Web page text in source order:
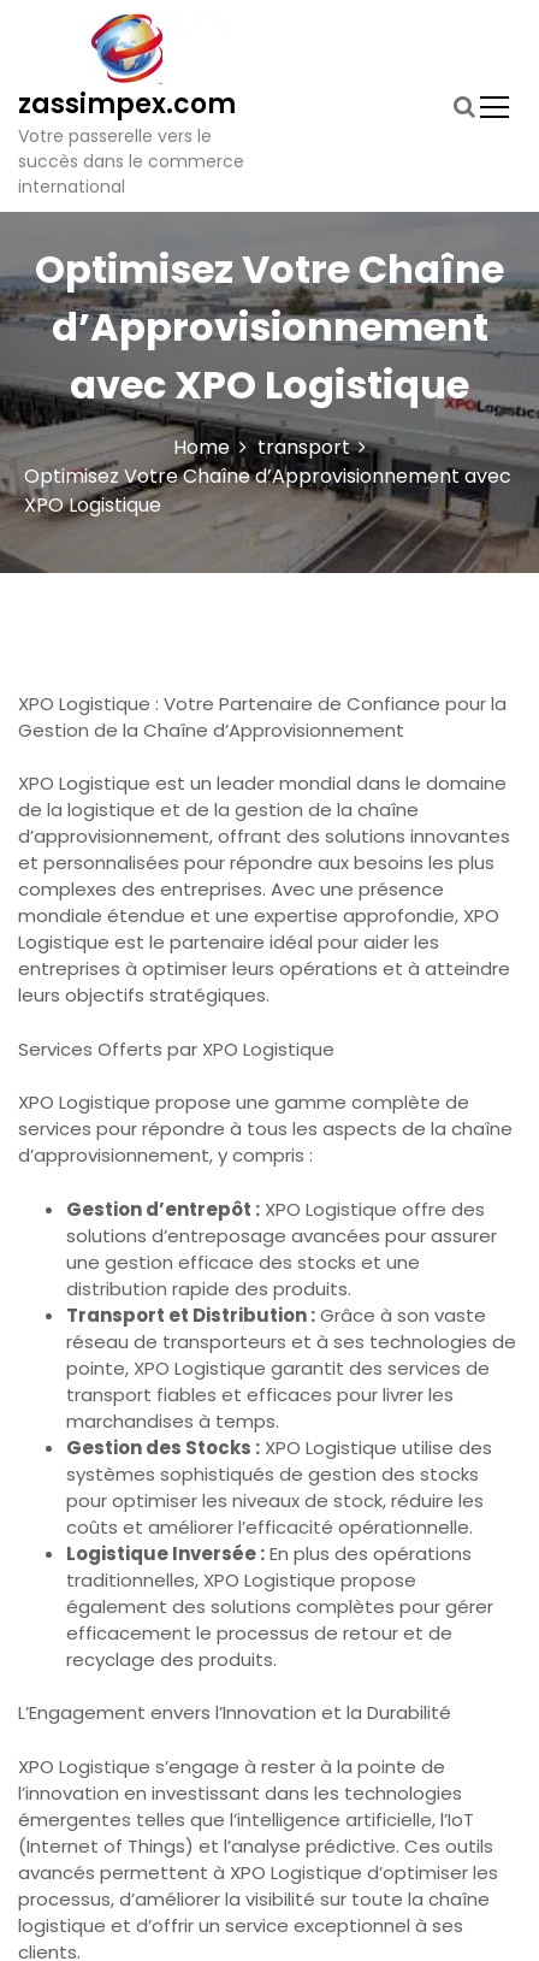
e
n
t
zassimpex.com
Votre passerelle vers le
succès dans le commerce
international
Optimisez Votre Chaîne
d’Approvisionnement
avec XPO Logistique
Home
transport
Optimisez Votre Chaîne d’Approvisionnement avec
XPO Logistique
XPO Logistique : Votre Partenaire de Confiance pour la
Gestion de la Chaîne d’Approvisionnement
XPO Logistique est un leader mondial dans le domaine
de la logistique et de la gestion de la chaîne
d’approvisionnement, offrant des solutions innovantes
et personnalisées pour répondre aux besoins les plus
complexes des entreprises. Avec une présence
mondiale étendue et une expertise approfondie, XPO
Logistique est le partenaire idéal pour aider les
entreprises à optimiser leurs opérations et à atteindre
leurs objectifs stratégiques.
Services Offerts par XPO Logistique
XPO Logistique propose une gamme complète de
services pour répondre à tous les aspects de la chaîne
d’approvisionnement, y compris :
Gestion d’entrepôt : XPO Logistique offre des
solutions d’entreposage avancées pour assurer
une gestion efficace des stocks et une
distribution rapide des produits.
Transport et Distribution :Grâce à son vaste
réseau de transporteurs et à ses technologies de
pointe, XPO Logistique garantit des services de
transport fiables et efficaces pour livrer les
marchandises à temps.
Gestion des Stocks : XPO Logistique utilise des
systèmes sophistiqués de gestion des stocks
pour optimiser les niveaux de stock, réduire les
coûts et améliorer l’efficacité opérationnelle.
Logistique Inversée :En plus des opérations
traditionnelles, XPO Logistique propose
également des solutions complètes pour gérer
efficacement le processus de retour et de
recyclage des produits.
L’Engagement envers l’Innovation et la Durabilité
XPO Logistique s’engage à rester à la pointe de
l’innovation en investissant dans les technologies
émergentes telles que l’intelligence artificielle, l’IoT
(Internet of Things) et l’analyse prédictive. Ces outils
avancés permettent à XPO Logistique d’optimiser les
processus, d’améliorer la visibilité sur toute la chaîne
logistique et d’offrir un service exceptionnel à ses
clients.